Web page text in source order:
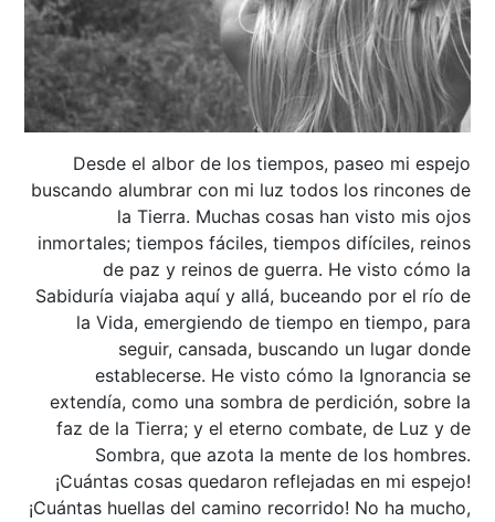
Desde el albor de los tiempos, paseo mi espejo
buscando alumbrar con mi luz todos los rincones de
la Tierra. Muchas cosas han visto mis ojos
inmortales; tiempos fáciles, tiempos difíciles, reinos
de paz y reinos de guerra. He visto cómo la
Sabiduría viajaba aquí y allá, buceando por el río de
la Vida, emergiendo de tiempo en tiempo, para
seguir, cansada, buscando un lugar donde
establecerse. He visto cómo la Ignorancia se
extendía, como una sombra de perdición, sobre la
faz de la Tierra; y el eterno combate, de Luz y de
Sombra, que azota la mente de los hombres.
¡Cuántas cosas quedaron reflejadas en mi espejo!
¡Cuántas huellas del camino recorrido! No ha mucho,